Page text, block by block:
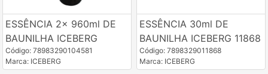
ESSÊNCIA 2x 960ml DE
BAUNILHA ICEBERG
Código: 78983290104581
Marca: ICEBERG
ESSÊNCIA 30ml DE
BAUNILHA ICEBERG 11868
Código: 7898329011868
Marca: ICEBERG